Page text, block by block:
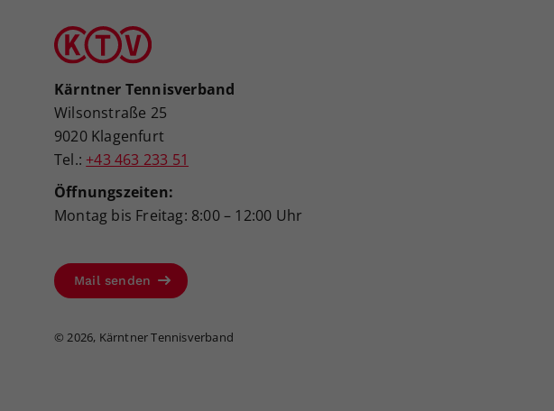
Kärntner Tennisverband
Wilsonstraße 25
9020 Klagenfurt
Tel.: +43 463 233 51
Öffnungszeiten:
Montag bis Freitag: 8:00 – 12:00 Uhr
Mail senden
© 2026, Kärntner Tennisverband